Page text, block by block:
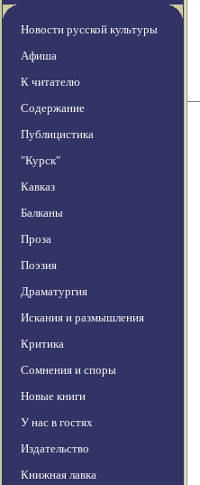
Новости русской культуры
Афиша
К читателю
Содержание
Публицистика
"Курск"
Кавказ
Балканы
Проза
Поэзия
Драматургия
Искания и размышления
Критика
Сомнения и споры
Новые книги
У нас в гостях
Издательство
Книжная лавка